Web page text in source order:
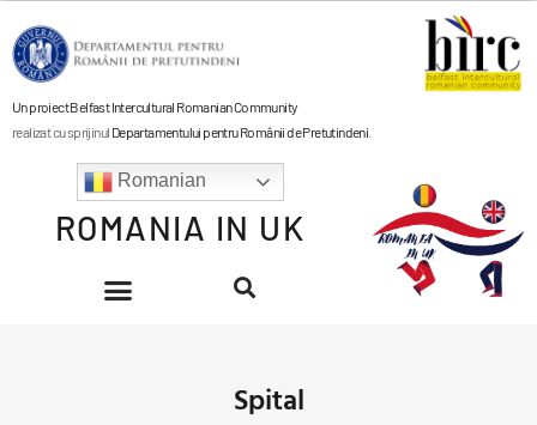
Romanian
ROMANIA IN UK
Un proiect Belfast Intercultural Romanian Community
realizat cu sprijinul Departamentului pentru Românii de Pretutindeni
Spital